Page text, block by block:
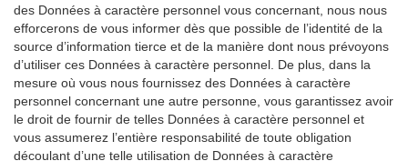
des Données à caractère personnel vous concernant, nous nous
efforcerons de vous informer dès que possible de l’identité de la
source d’information tierce et de la manière dont nous prévoyons
d’utiliser ces Données à caractère personnel. De plus, dans la
mesure où vous nous fournissez des Données à caractère
personnel concernant une autre personne, vous garantissez avoir
le droit de fournir de telles Données à caractère personnel et
vous assumerez l’entière responsabilité de toute obligation
découlant d’une telle utilisation de Données à caractère